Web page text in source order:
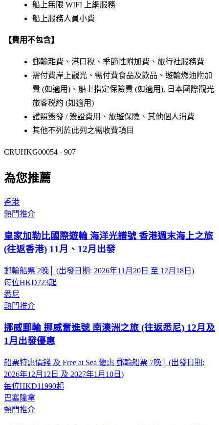
船上無限 WIFI 上網服務
船上服務人員小費
【費用不包含】
郵輪雜費、港口稅、季節性附加費、旅行社服務費
需付費岸上觀光、需付費食品及飲品、遊輪燃油附加
費 (如適用)、船上指定保險費 (如適用), 日本國際觀光
旅客税約 (如適用)
護照簽發 / 簽證費用、旅遊保險、其他個人消費
其他不列於此列之需收費項目
CRUHKG00054 - 907
為您推薦
香港
熱門推介
皇家加勒比國際遊輪 海洋光譜號 香港週末海上之旅
(往返香港) 11月、12月出發
郵輪船票 2晚│ (出發日期: 2026年11月20日 至 12月18日)
每位HKD723起
悉尼
熱門推介
挪威郵輪 挪威奮進號 南澳洲之旅 (往返悉尼) 12月及
1月出發優惠
船票特惠價錢 及 Free at Sea 優惠 郵輪船票 7晚│ (出發日期:
2026年12月12日 及 2027年1月10日)
每位HKD11990起
巴塞隆拿
熱門推介